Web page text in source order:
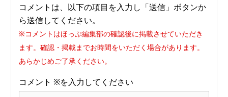
コメントは、以下の項目を入力し「送信」ボタンか
ら送信してください。
※コメントはほっぷ編集部の確認後に掲載させていただき
ます。確認・掲載までお時間をいただく場合があります。
あらかじめご了承ください。
コメント ※